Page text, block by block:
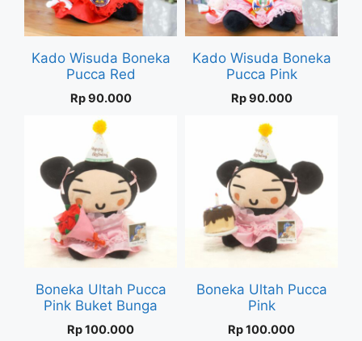
Kado Wisuda Boneka
Pucca Red
Rp90.000
Kado Wisuda Boneka
Pucca Pink
Rp90.000
Boneka Ultah Pucca
Pink Buket Bunga
Rp100.000
Boneka Ultah Pucca
Pink
Rp100.000